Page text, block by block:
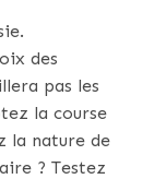
des
pas les
la course
la nature de
? Testez